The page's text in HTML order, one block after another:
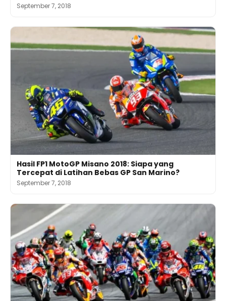
September 7, 2018
Hasil FP1 MotoGP Misano 2018: Siapa yang
Tercepat di Latihan Bebas GP San Marino?
September 7, 2018